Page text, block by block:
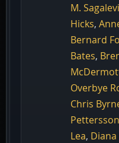
M.
Hicks,
Bernard
Bates,
Overbye
Chris
Pettersson
Lea,